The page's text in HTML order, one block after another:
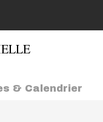
& Calendrier